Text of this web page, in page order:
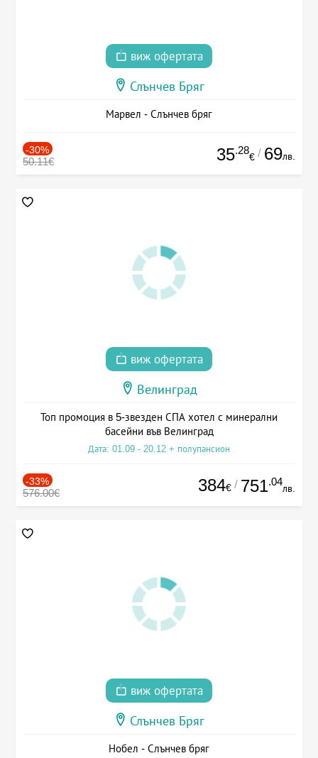
виж офертата
Слънчев Бряг
Марвел - Слънчев бряг
-30%
50.11€ 35.28
€ / 69лв.
виж офертата
Велинград
Топ промоция в 5-звезден СПА хотел с минерални
басейни във Велинград
Дата: 01.09 - 20.12 + полупансион
-33%
576.00€ 384€ / 751.04
лв.
виж офертата
Слънчев Бряг
Нобел - Слънчев бряг